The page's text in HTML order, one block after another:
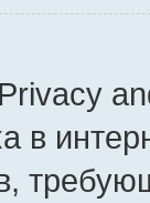
в